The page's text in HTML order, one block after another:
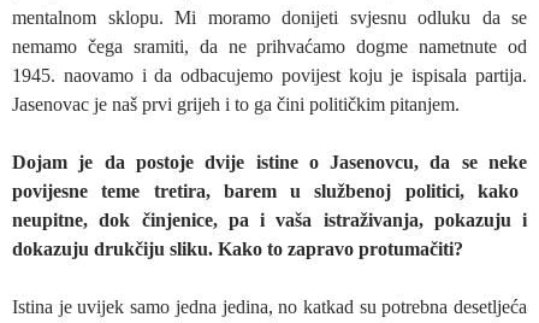
mentalnom sklopu. Mi moramo donijeti svjesnu odluku da se
nemamo čega sramiti, da ne prihvaćamo dogme nametnute od
1945. naovamo i da odbacujemo povijest koju je ispisala partija.
Jasenovac je naš prvi grijeh i to ga čini političkim pitanjem.
Dojam je da postoje dvije istine o Jasenovcu, da se neke
povijesne teme tretira, barem u službenoj politici, kako
neupitne, dok činjenice, pa i vaša istraživanja, pokazuju i
dokazuju drukčiju sliku. Kako to zapravo protumačiti?
Istina je uvijek samo jedna jedina, no katkad su potrebna desetljeća